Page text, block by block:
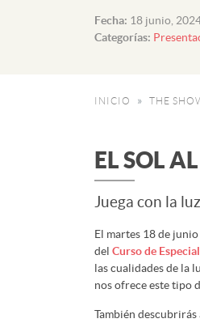
Fecha: 18 junio,
Categorías:
INICIO THE
EL SOL
Juega con la
El martes 18 de
del Curso de
las cualidades de la
nos ofrece este tipo
También